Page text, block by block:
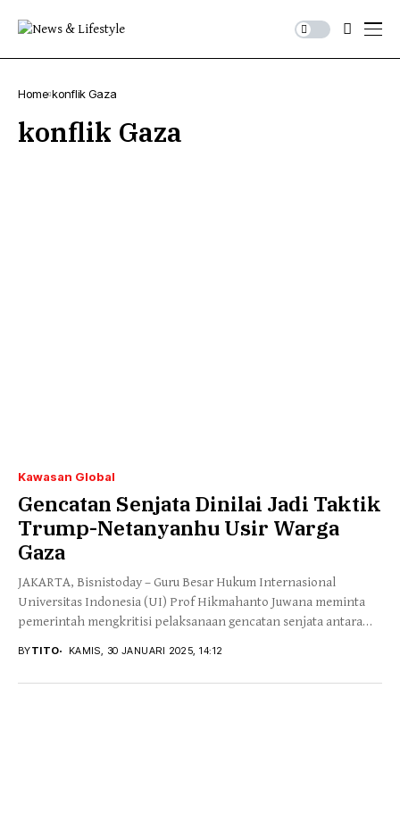
Home konflik Gaza
konflik Gaza
Kawasan Global
Gencatan Senjata Dinilai Jadi Taktik
Trump-Netanyanhu Usir Warga
Gaza
JAKARTA, Bisnistoday – Guru Besar Hukum Internasional
Universitas Indonesia (UI) Prof Hikmahanto Juwana meminta
pemerintah mengkritisi pelaksanaan gencatan senjata antara
BYTITO KAMIS, 30 JANUARI 2025, 14:12